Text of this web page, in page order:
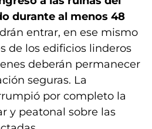
durante al menos 48
entrar, en ese mismo
de los edificios linderos
deberán permanecer
seguras. La
por completo la
y peatonal sobre las